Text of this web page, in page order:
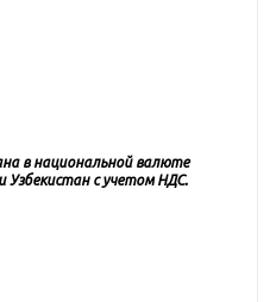
в национальной валюте
Узбекистан с учетом НДС.